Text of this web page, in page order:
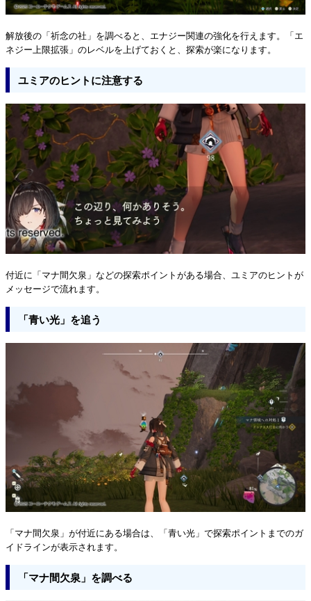
解放後の「祈念の社」を調べると、エナジー関連の強化を行えます。「エ
ネジー上限拡張」のレベルを上げておくと、探索が楽になります。
ユミアのヒントに注意する
付近に「マナ間欠泉」などの探索ポイントがある場合、ユミアのヒントが
メッセージで流れます。
「青い光」を追う
「マナ間欠泉」が付近にある場合は、「青い光」で探索ポイントまでのガ
イドラインが表示されます。
「マナ間欠泉」を調べる